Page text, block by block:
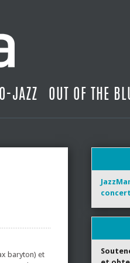
JAZZ OUT OF THE
baryton) et